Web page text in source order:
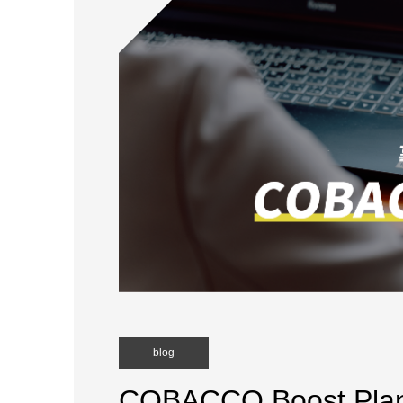
blog